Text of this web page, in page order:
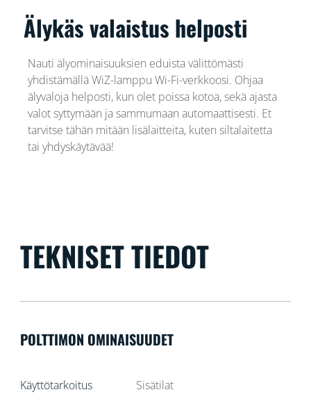
Älykäs valaistus helposti
Nauti älyominaisuuksien eduista välittömästi
yhdistämällä WiZ-lamppu Wi-Fi-verkkoosi. Ohjaa
älyvaloja helposti, kun olet poissa kotoa, sekä ajasta
valot syttymään ja sammumaan automaattisesti. Et
tarvitse tähän mitään lisälaitteita, kuten siltalaitetta
tai yhdyskäytävää!
TEKNISET TIEDOT
POLTTIMON OMINAISUUDET
Käyttötarkoitus Sisätilat